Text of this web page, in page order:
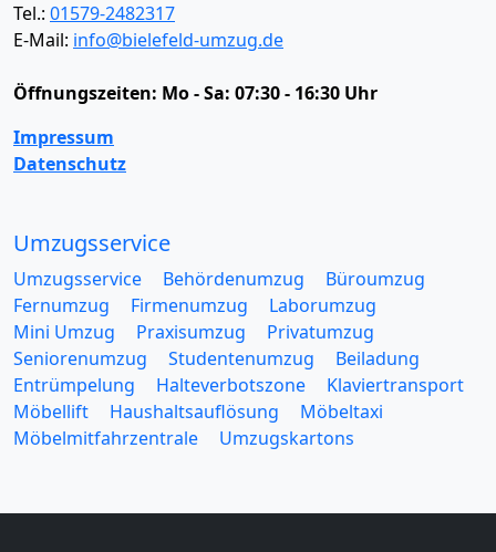
Tel.: 01579-2482317
E-Mail: info@bielefeld-umzug.de
Öffnungszeiten: Mo - Sa: 07:30 - 16:30 Uhr
Impressum
Datenschutz
Umzugsservice
Umzugsservice Behördenumzug
Büroumzug
Fernumzug
Firmenumzug
Laborumzug
Mini Umzug
Praxisumzug
Privatumzug
Seniorenumzug
Studentenumzug
Beiladung
Entrümpelung
Halteverbotszone
Klaviertransport
Möbellift
Haushaltsauflösung
Möbeltaxi
Möbelmitfahrzentrale
Umzugskartons